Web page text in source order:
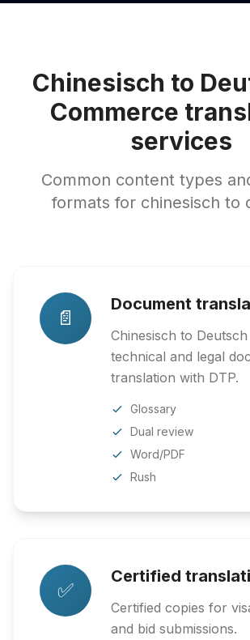
Chinesisch to
Commerce
services
Common content types
formats for chinesisch to
📄
Document
Chinesisch to
technical and legal
translation with DTP.
Glossary
Dual review
Word/PDF
Rush
✅
Certified
Certified copies for
and bid submissions.